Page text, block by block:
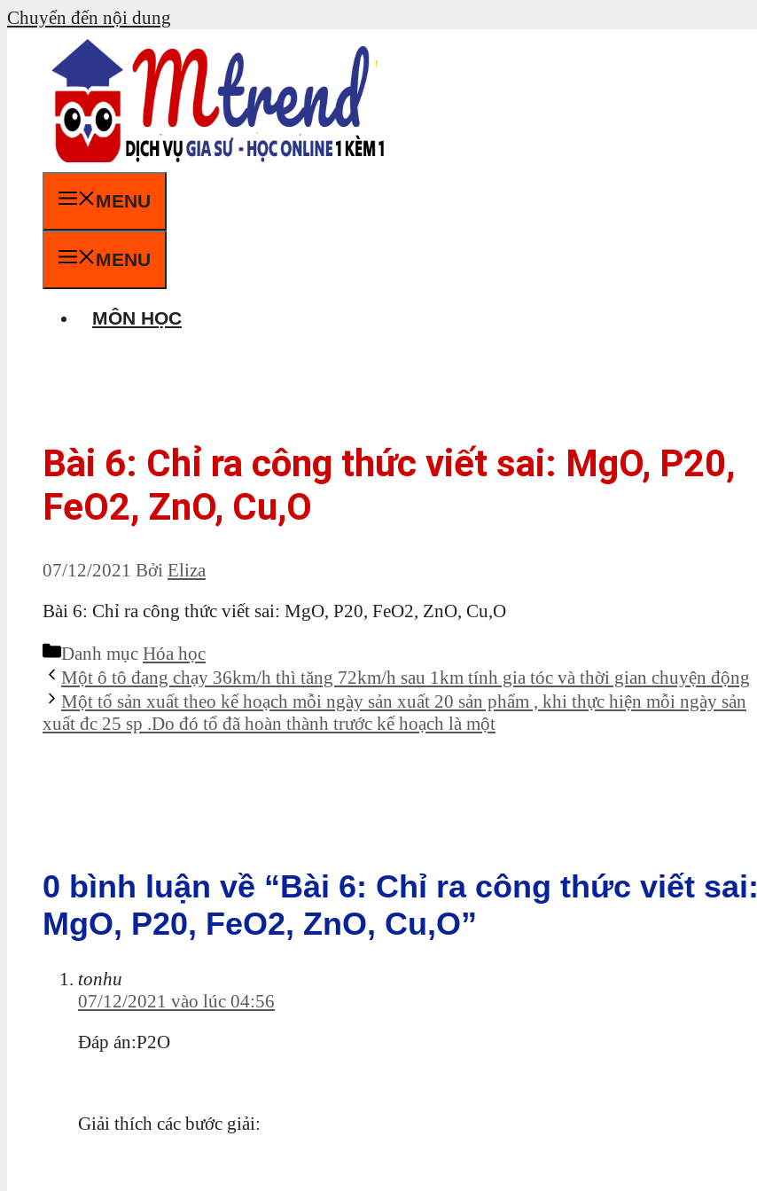
Chuyển đến nội dung
MENU
MENU
MÔN HỌC
Bài 6: Chỉ ra công thức viết sai: MgO, P20,
FeO2, ZnO, Cu,O
07/12/2021 Bởi Eliza
Bài 6: Chỉ ra công thức viết sai: MgO, P20, FeO2, ZnO, Cu,O
Danh mục Hóa học
Một ô tô đang chạy 36km/h thì tăng 72km/h sau 1km tính gia tóc và thời gian chuyện động
Một tổ sản xuất theo kế hoạch mỗi ngày sản xuất 20 sản phẩm , khi thực hiện mỗi ngày sản
xuất đc 25 sp .Do đó tổ đã hoàn thành trước kế hoạch là một
0 bình luận về “Bài 6: Chỉ ra công thức viết sai:
MgO, P20, FeO2, ZnO, Cu,O”
tonhu
07/12/2021 vào lúc 04:56
Đáp án:P2O
Giải thích các bước giải: